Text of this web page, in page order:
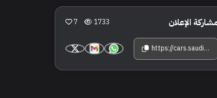
الإعلان 1733
7
https://cars.saudisale.com/listings/J58F17/2019-%D9%83%D8%A7%D8%AF%D9%8A%D9%84%D8%A7%D9%83-%D8%A7%D8%B3%D9%83%D8%A7%D9%84%D9%8A%D8%AF-%D8%A8%D9%84%D8%A7%D8%AA%D9%8A%D9%86%D9%8A%D9%88%D9%85